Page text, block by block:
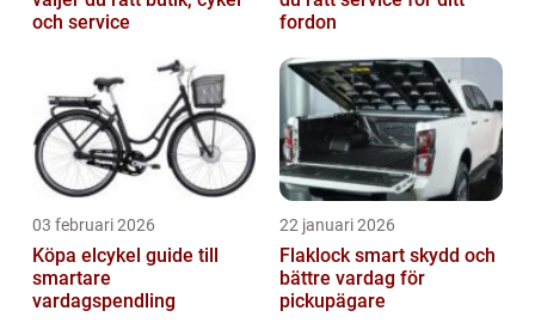
och service
fordon
03 februari 2026
Köpa elcykel guide till
smartare
vardagspendling
22 januari 2026
Flaklock smart skydd och
bättre vardag för
pickupägare